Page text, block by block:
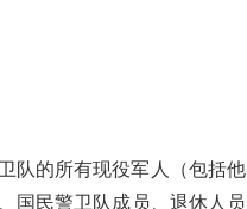
队的所有现役军人（包括他
国民警卫队成员、退休人员